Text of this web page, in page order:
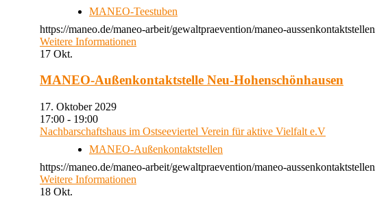
MANEO-Teestuben
https://maneo.de/maneo-arbeit/gewaltpraevention/maneo-
Weitere Informationen
17 Okt.
MANEO-Außenkontaktstelle Neu-Hohenschönhausen
17. Oktober 2029
17:00 - 19:00
Nachbarschaftshaus im Ostseeviertel Verein für aktive Vielfalt e.V
MANEO-Außenkontaktstellen
https://maneo.de/maneo-arbeit/gewaltpraevention/maneo-
Weitere Informationen
18 Okt.